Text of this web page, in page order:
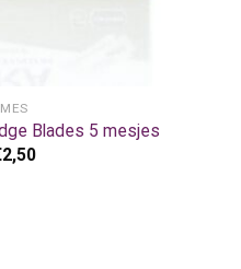
MES
Blades 5 mesjes
2,50